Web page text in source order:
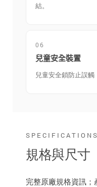
結。
06
兒童安全裝置
兒童安全鎖防止誤觸
SPECIFICATIONS
規格與尺寸
完整原廠規格資訊